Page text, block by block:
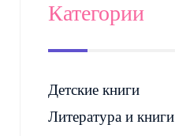
Категории
Детские книги
Литература и книги